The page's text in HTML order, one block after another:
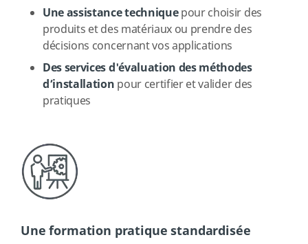
Une assistance techniquepour choisir des
produits et des matériaux ou prendre des
décisions concernant vos applications
Des services d'évaluation des méthodes
d’installation pour certifier et valider des
pratiques
Une formation pratique standardisée